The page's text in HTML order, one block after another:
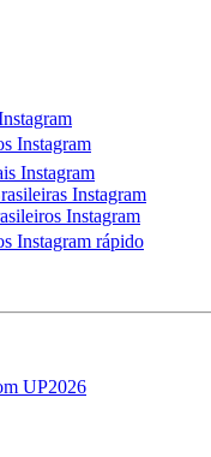
Instagram
Instagram
Instagram
Instagram
Instagram rápido
UP2026